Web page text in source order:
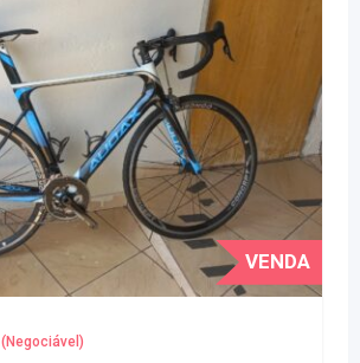
VENDA
(Negociável)